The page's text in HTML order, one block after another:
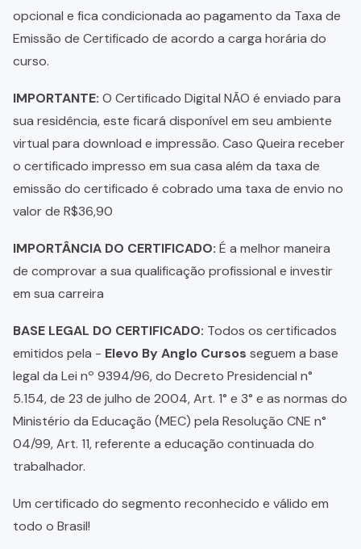
opcional e fica condicionada ao pagamento da Taxa de
Emissão de Certificado de acordo a carga horária do
curso.
IMPORTANTE: O Certificado Digital NÃO é enviado para
sua residência, este ficará disponível em seu ambiente
virtual para download e impressão. Caso Queira receber
o certificado impresso em sua casa além da taxa de
emissão do certificado é cobrado uma taxa de envio no
valor de R$36,90
IMPORTÂNCIA DO CERTIFICADO: É a melhor maneira
de comprovar a sua qualificação profissional e investir
em sua carreira
BASE LEGAL DO CERTIFICADO: Todos os certificados
emitidos pela - Elevo By Anglo Cursos seguem a base
legal da Lei nº 9394/96, do Decreto Presidencial n°
5.154, de 23 de julho de 2004, Art. 1° e 3° e as normas do
Ministério da Educação (MEC) pela Resolução CNE n°
04/99, Art. 11, referente a educação continuada do
trabalhador.
Um certificado do segmento reconhecido e válido em
todo o Brasil!